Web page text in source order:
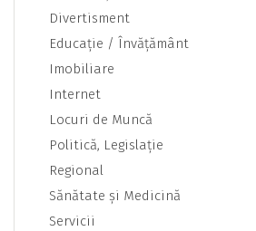
Divertisment
Educaţie / Învăţământ
Imobiliare
Internet
Locuri de Muncă
Politică, Legislaţie
Regional
Sănătate şi Medicină
Servicii